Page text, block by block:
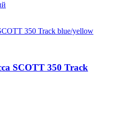
SCOTT 350 Track